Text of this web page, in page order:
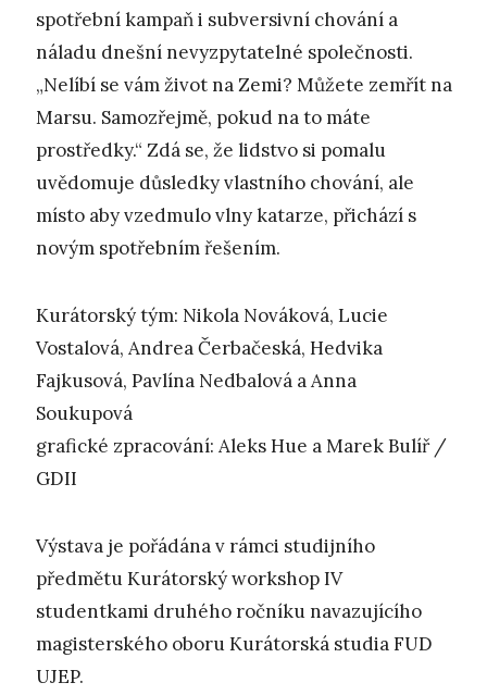
spotřební kampaň i subversivní chování a
náladu dnešní nevyzpytatelné společnosti.
„Nelíbí se vám život na Zemi? Můžete zemřít na
Marsu. Samozřejmě, pokud na to máte
prostředky.“ Zdá se, že lidstvo si pomalu
uvědomuje důsledky vlastního chování, ale
místo aby vzedmulo vlny katarze, přichází s
novým spotřebním řešením.
Kurátorský tým: Nikola Nováková, Lucie
Vostalová, Andrea Čerbačeská, Hedvika
Fajkusová, Pavlína Nedbalová a Anna
Soukupová
grafické zpracování: Aleks Hue a Marek Bulíř /
GDII
Výstava je pořádána v rámci studijního
předmětu Kurátorský workshop IV
studentkami druhého ročníku navazujícího
magisterského oboru Kurátorská studia FUD
UJEP.